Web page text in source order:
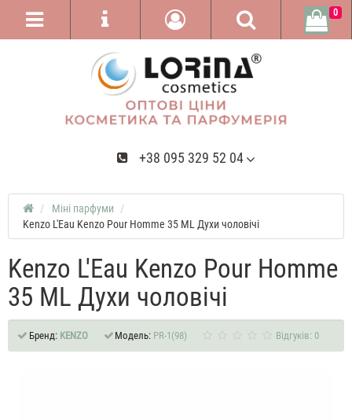
+38 095 329 52 04
0
Міні парфуми
Kenzo L'Eau Kenzo Pour Homme 35 ML Духи чоловічі
Kenzo L'Eau Kenzo Pour Homme
35 ML Духи чоловічі
Бренд: KENZO Модель: PR-1(98) Відгуків: 0